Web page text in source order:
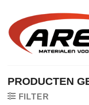
inhoud
PRODUCTEN
FILTER